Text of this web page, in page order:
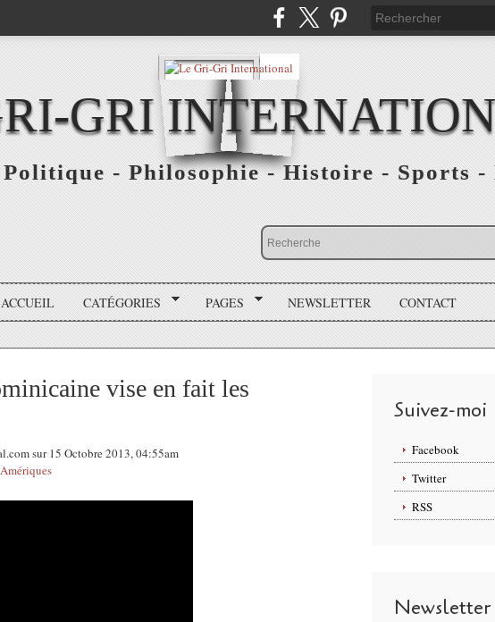
GRI
- Philosophie - Histoire - Sports -
ACCUEIL CATÉGORIES PAGES NEWSLETTER CONTACT
vise en fait les
sur 15 Octobre 2013, 04:55am
Suivez-moi
Facebook
Twitter
RSS
Newsletter